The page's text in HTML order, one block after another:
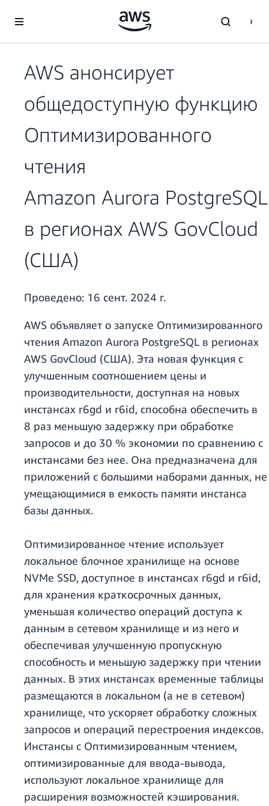
Перейти к главному контенту
AWS анонсирует
общедоступную функцию
Оптимизированного
чтения
Amazon Aurora PostgreSQL
в регионах AWS GovCloud
(США)
Проведено: 16 сент. 2024 г.
AWS объявляет о запуске Оптимизированного
чтения Amazon Aurora PostgreSQL в регионах
AWS GovCloud (США). Эта новая функция с
улучшенным соотношением цены и
производительности, доступная на новых
инстансах r6gd и r6id, способна обеспечить в
8 раз меньшую задержку при обработке
запросов и до 30 % экономии по сравнению с
инстансами без нее. Она предназначена для
приложений с большими наборами данных, не
умещающимися в емкость памяти инстанса
базы данных.
Оптимизированное чтение использует
локальное блочное хранилище на основе
NVMe SSD, доступное в инстансах r6gd и r6id,
для хранения краткосрочных данных,
уменьшая количество операций доступа к
данным в сетевом хранилище и из него и
обеспечивая улучшенную пропускную
способность и меньшую задержку при чтении
данных. В этих инстансах временные таблицы
размещаются в локальном (а не в сетевом)
хранилище, что ускоряет обработку сложных
запросов и операций перестроения индексов.
Инстансы с Оптимизированным чтением,
оптимизированные для ввода-вывода,
используют локальное хранилище для
расширения возможностей кэширования.